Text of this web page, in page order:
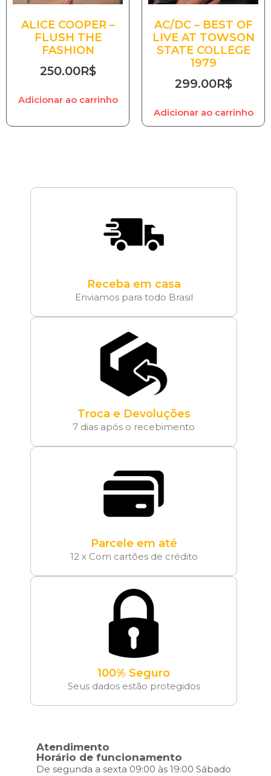
ALICE COOPER –
FLUSH THE
FASHION
250.00R$
Adicionar ao carrinho
AC/DC – BEST OF
LIVE AT TOWSON
STATE COLLEGE
1979
299.00R$
Adicionar ao carrinho
Receba em casa
Enviamos para todo Brasil
Troca e Devoluções
7 dias após o recebimento
Parcele em até
12 x Com cartões de crédito
100% Seguro
Seus dados estão protegidos
Atendimento
Horário de funcionamento
De segunda a sexta 09:00 às 19:00 Sábado